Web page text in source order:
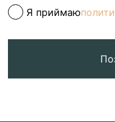
Я приймаю